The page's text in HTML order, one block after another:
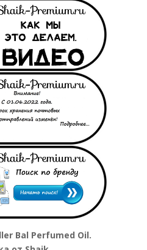
Bal Perfumed Oil.